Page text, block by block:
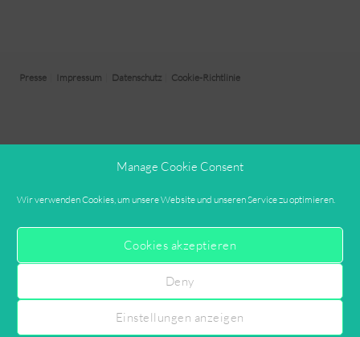
Manage Cookie Consent
Wir verwenden Cookies, um unsere Website und unseren Service zu optimieren.
Cookies akzeptieren
Deny
Einstellungen anzeigen
Presse Impressum Datenschutz Cookie-Richtlinie